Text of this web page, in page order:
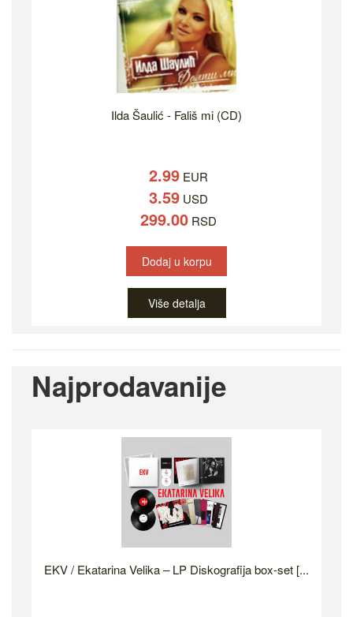
Ilda Šaulić - Fališ mi (CD)
2.99 EUR
3.59 USD
299.00 RSD
Dodaj u korpu
Više detalja
Najprodavanije
EKV / Ekatarina Velika – LP Diskografija box-set [...